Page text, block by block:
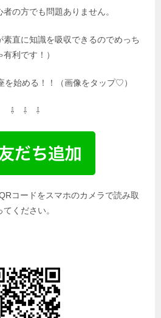
の方でも問題ありません。
素直に知識を吸収できるのでめっち
有利です！）
を始める！！（画像をタップ♡）
⇩ ⇩ ⇩
コードをスマホのカメラで読み取
てください。